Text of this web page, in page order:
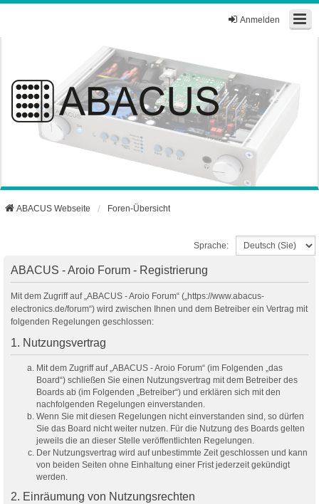
Anmelden
ABACUS Webseite Foren-Übersicht
Sprache:
ABACUS - Aroio Forum - Registrierung
Mit dem Zugriff auf „ABACUS - Aroio Forum“ („https://www.abacus-
electronics.de/forum“) wird zwischen Ihnen und dem Betreiber ein Vertrag mit
folgenden Regelungen geschlossen:
1. Nutzungsvertrag
Mit dem Zugriff auf „ABACUS - Aroio Forum“ (im Folgenden „das
Board“) schließen Sie einen Nutzungsvertrag mit dem Betreiber des
Boards ab (im Folgenden „Betreiber“) und erklären sich mit den
nachfolgenden Regelungen einverstanden.
Wenn Sie mit diesen Regelungen nicht einverstanden sind, so dürfen
Sie das Board nicht weiter nutzen. Für die Nutzung des Boards gelten
jeweils die an dieser Stelle veröffentlichten Regelungen.
Der Nutzungsvertrag wird auf unbestimmte Zeit geschlossen und kann
von beiden Seiten ohne Einhaltung einer Frist jederzeit gekündigt
werden.
2. Einräumung von Nutzungsrechten